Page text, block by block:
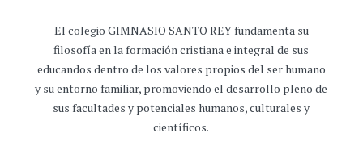
El colegio GIMNASIO SANTO REY fundamenta su
filosofía en la formación cristiana e integral de sus
educandos dentro de los valores propios del ser humano
y su entorno familiar, promoviendo el desarrollo pleno de
sus facultades y potenciales humanos, culturales y
científicos.